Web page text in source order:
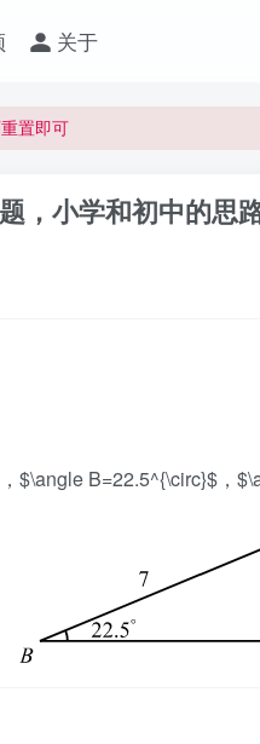
关于
讲次的视频
置即可
，小学和初中的思
$\angle B=22.5^{\circ}$，